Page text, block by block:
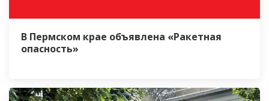
В Пермском крае объявлена «Ракетная
опасность»